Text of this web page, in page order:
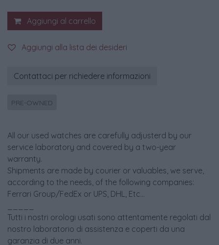
Aggiungi al carrello
Aggiungi alla lista dei desideri
Contattaci per richiedere informazioni
PRE-OWNED
All our used watches are carefully adjusterd by our
service laboratory and covered by a two-year
warranty.
Shipments are made by courier or valuables, we serve,
according to the needs, of the following companies:
Ferrari Group/FedEx or UPS, DHL, Etc...
Tutti i nostri orologi usati sono attentamente regolati dal
nostro laboratorio di assistenza e coperti da una
garanzia di due anni.